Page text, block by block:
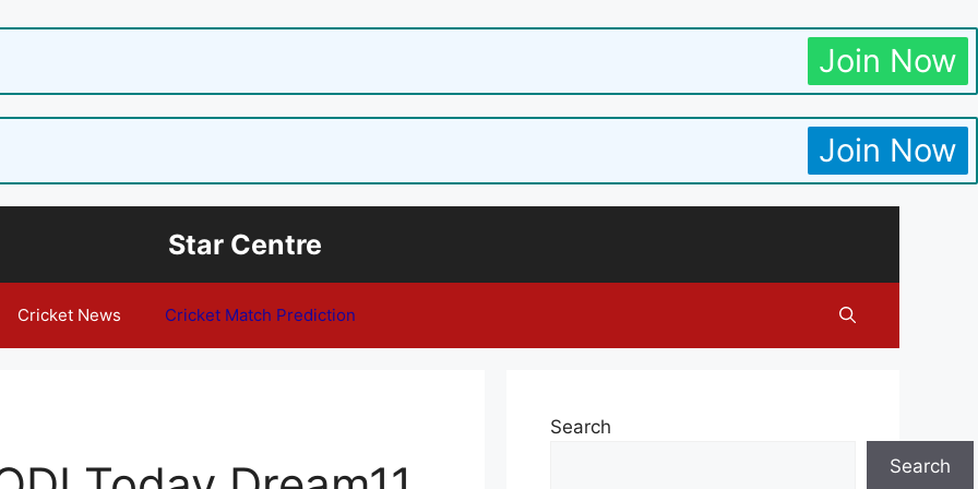
Join Now
Join Now
Star Centre
Cricket News Cricket Match Prediction
Search
Search